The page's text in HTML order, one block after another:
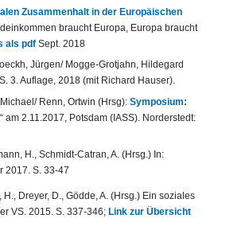
Zusammenhalt in der Europäischen
braucht Europa, Europa braucht
als pdf Sept. 2018
Jürgen/ Mogge-Grotjahn, Hildegard
3. Auflage, 2018 (mit Richard Hauser).
Renn, Ortwin (Hrsg): Symposium:
2.11.2017, Potsdam (IASS). Norderstedt:
H., Schmidt-Catran, A. (Hrsg.) In:
2017. S. 33-47
Dreyer, D., Gödde, A. (Hrsg.) Ein soziales
VS. 2015. S. 337-346; Link zur Übersicht